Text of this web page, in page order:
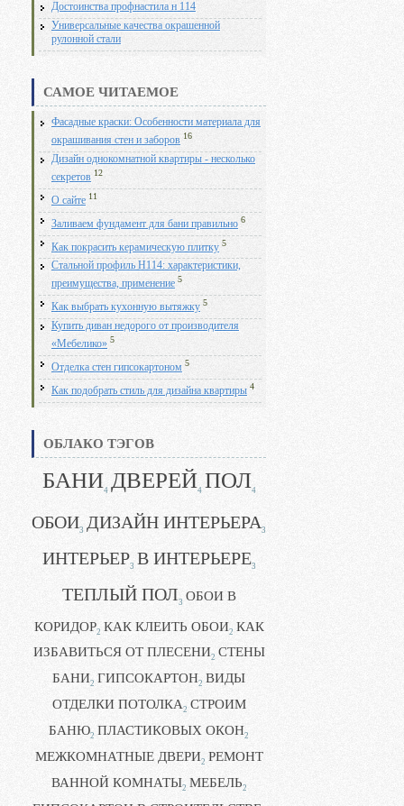
Достоинства профнастила н 114
Универсальные качества окрашенной
рулонной стали
САМОЕ ЧИТАЕМОЕ
Фасадные краски: Особенности материала для
окрашивания стен и заборов 16
Дизайн однокомнатной квартиры - несколько
секретов 12
О сайте 11
Заливаем фундамент для бани правильно 6
Как покрасить керамическую плитку 5
Стальной профиль Н114: характеристики,
преимущества, применение 5
Как выбрать кухонную вытяжку 5
Купить диван недорого от производителя
«Мебелико» 5
Отделка стен гипсокартоном 5
Как подобрать стиль для дизайна квартиры 4
ОБЛАКО ТЭГОВ
БАНИ4 ДВЕРЕЙ4 ПОЛ4
ОБОИ3 ДИЗАЙН ИНТЕРЬЕРА3
ИНТЕРЬЕР3 В ИНТЕРЬЕРЕ3
ТЕПЛЫЙ ПОЛ3 ОБОИ В
КОРИДОР2 КАК КЛЕИТЬ ОБОИ2 КАК
ИЗБАВИТЬСЯ ОТ ПЛЕСЕНИ2 СТЕНЫ
БАНИ2 ГИПСОКАРТОН2 ВИДЫ
ОТДЕЛКИ ПОТОЛКА2 СТРОИМ
БАНЮ2 ПЛАСТИКОВЫХ ОКОН2
МЕЖКОМНАТНЫЕ ДВЕРИ2 РЕМОНТ
ВАННОЙ КОМНАТЫ2 МЕБЕЛЬ2